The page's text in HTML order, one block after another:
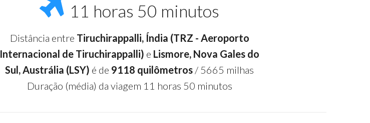
11 horas 50 minutos
Distância entre Tiruchirappalli, Índia (TRZ - Aeroporto
Internacional de Tiruchirappalli) e Lismore, Nova Gales do
Sul, Austrália (LSY) é de 9118 quilômetros / 5665 milhas
Duração (média) da viagem 11 horas 50 minutos